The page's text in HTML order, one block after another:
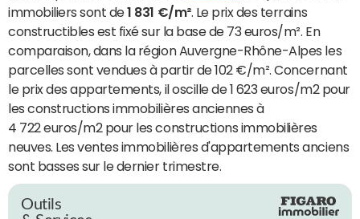
immobiliers sont de1 831 €/m². Le prix des terrains
constructibles est fixé sur la base de 73 euros/m². En
comparaison, dans la région Auvergne-Rhône-Alpes les
parcelles sont vendues à partir de 102 €/m². Concernant
le prix des appartements, il oscille de 1 623 euros/m2 pour
les constructions immobilières anciennes à
4 722 euros/m2 pour les constructions immobilières
neuves. Les ventes immobilières d'appartements anciens
sont basses sur le dernier trimestre.
Outils